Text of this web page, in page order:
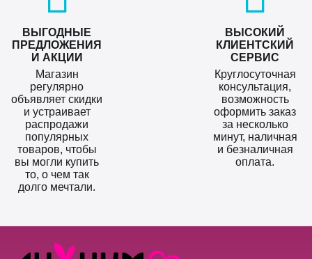
ВЫГОДНЫЕ
ПРЕДЛОЖЕНИЯ
И АКЦИИ
Магазин
регулярно
объявляет скидки
и устраивает
распродажи
популярных
товаров, чтобы
вы могли купить
то, о чем так
долго мечтали.
ВЫСОКИЙ
КЛИЕНТСКИЙ
СЕРВИС
Круглосуточная
консультация,
возможность
оформить заказ
за несколько
минут, наличная
и безналичная
оплата.